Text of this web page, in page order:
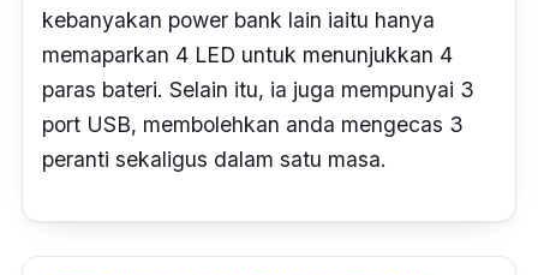
kebanyakan power bank lain iaitu hanya
memaparkan 4 LED untuk menunjukkan 4
paras bateri. Selain itu, ia juga mempunyai 3
port USB, membolehkan anda mengecas 3
peranti sekaligus dalam satu masa.